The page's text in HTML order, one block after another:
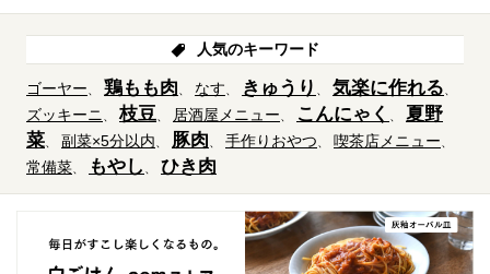
人気のキーワード
ゴーヤー 鶏もも肉 なす きゅうり 気楽に作れる
ズッキーニ 枝豆 居酒屋メニュー こんにゃく
夏野
菜
副菜×5分以内 豚肉 手作りおやつ
喫茶店メニュー
常備菜
もやし ひき肉